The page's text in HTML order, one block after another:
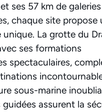
ses 57 km de galeries
chaque site propose
unique. La grotte du
ses formations
spectaculaires,
sous-marine
guidées assurent la